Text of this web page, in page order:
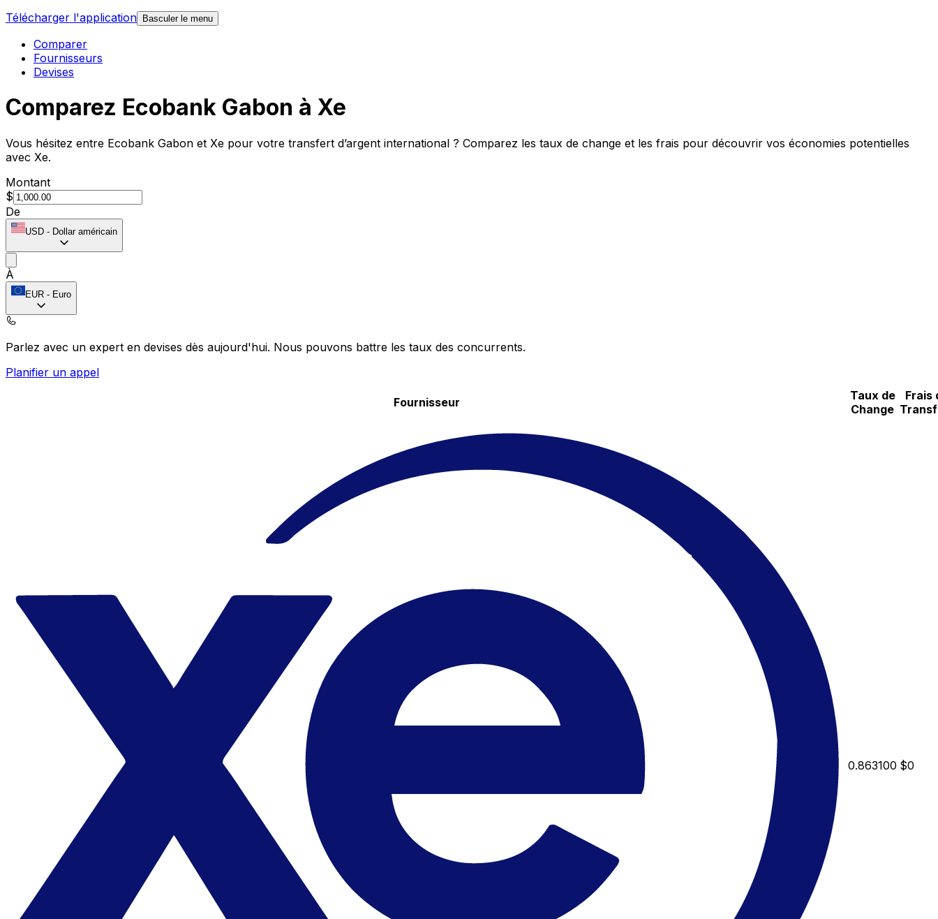
Télécharger l'application Basculer le menu
Comparer
Fournisseurs
Devises
Comparez Ecobank Gabon à Xe
Vous hésitez entre Ecobank Gabon et Xe pour votre transfert d’argent international ? Comparez les taux de change et les frais pour découvrir vos économies potentielles
avec Xe.
Montant
$
De
USD - Dollar américain
À
EUR - Euro
Parlez avec un expert en devises dès aujourd'hui. Nous pouvons battre les taux des concurrents.
Planifier un appel
Fournisseur
Taux de
Change
Frais
0.863100 $0